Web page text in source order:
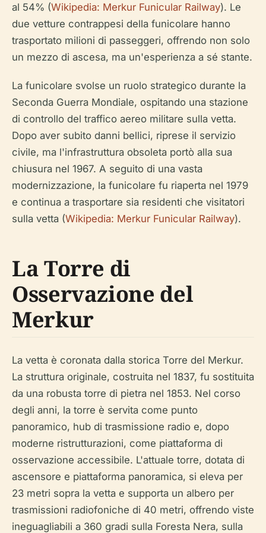
al 54% (Wikipedia: Merkur Funicular Railway). Le
due vetture contrappesi della funicolare hanno
trasportato milioni di passeggeri, offrendo non solo
un mezzo di ascesa, ma un'esperienza a sé stante.
La funicolare svolse un ruolo strategico durante la
Seconda Guerra Mondiale, ospitando una stazione
di controllo del traffico aereo militare sulla vetta.
Dopo aver subito danni bellici, riprese il servizio
civile, ma l'infrastruttura obsoleta portò alla sua
chiusura nel 1967. A seguito di una vasta
modernizzazione, la funicolare fu riaperta nel 1979
e continua a trasportare sia residenti che visitatori
sulla vetta (Wikipedia: Merkur Funicular Railway).
La Torre di
Osservazione del
Merkur
La vetta è coronata dalla storica Torre del Merkur.
La struttura originale, costruita nel 1837, fu sostituita
da una robusta torre di pietra nel 1853. Nel corso
degli anni, la torre è servita come punto
panoramico, hub di trasmissione radio e, dopo
moderne ristrutturazioni, come piattaforma di
osservazione accessibile. L'attuale torre, dotata di
ascensore e piattaforma panoramica, si eleva per
23 metri sopra la vetta e supporta un albero per
trasmissioni radiofoniche di 40 metri, offrendo viste
ineguagliabili a 360 gradi sulla Foresta Nera, sulla